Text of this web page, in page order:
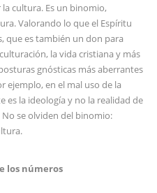
cultura. Es un binomio,
Valorando lo que el Espíritu
que es también un don para
la vida cristiana y más
gnósticas más aberrantes
ejemplo, en el mal uso de la
la ideología y no la realidad de
No se olviden del binomio:
los números